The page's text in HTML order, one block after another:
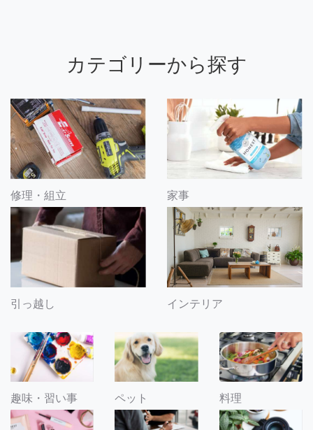
カテゴリーから探す
修理・組立 家事
引っ越し インテリア
趣味・習い事 ペット 料理